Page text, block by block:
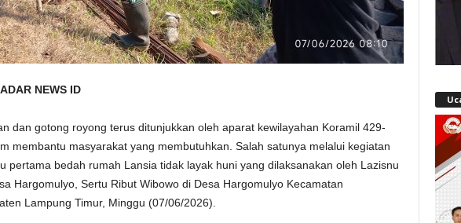
NEWS ID
dan gotong royong terus ditunjukkan oleh aparat kewilayahan Koramil 429-
membantu masyarakat yang membutuhkan. Salah satunya melalui kegiatan
pertama bedah rumah Lansia tidak layak huni yang dilaksanakan oleh Lazisnu
Hargomulyo, Sertu Ribut Wibowo di Desa Hargomulyo Kecamatan
Lampung Timur, Minggu (07/06/2026).